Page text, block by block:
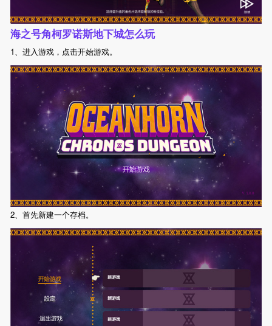
海之号角柯罗诺斯地下城怎么玩
1、进入游戏，点击开始游戏。
2、首先新建一个存档。